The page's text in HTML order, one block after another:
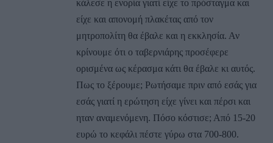
κάλεσε η ενορία γιατί είχε το πρόσταγμα και
είχε και απονομή πλακέτας από τον
μητροπολίτη θα έβαλε και η εκκλησία. Αν
κρίνουμε ότι ο ταβερνιάρης προσέφερε
ορισμένα ως κέρασμα κάτι θα έβαλε κι αυτός.
Πως το ξέρουμε; Ρωτήσαμε πριν από εσάς για
εσάς γιατί η ερώτηση είχε γίνει και πέρσι και
ηταν αναμενόμενη. Πόσο κόστισε; Από 15-20
ευρώ το κεφάλι πέστε γύρω στα 700-800.